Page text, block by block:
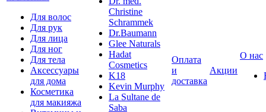
Для волос
Для рук
Для лица
Для ног
Для тела
Аксессуары
для дома
Косметика
для макияжа
Christine
Schrammek
Dr.Baumann
Glee Naturals
Hadat
Cosmetics
K18
Kevin Murphy
La Sultane de
Saba
Оплата
и
доставка
Акции
О нас